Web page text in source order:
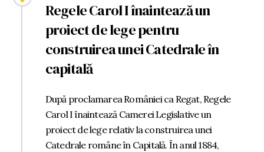
Regele Carol I înaintează un
proiect de lege pentru
construirea unei Catedrale în
capitală
După proclamarea României ca Regat, Regele
Carol I înaintează Camerei Legislative un
proiect de lege relativ la construirea unei
Catedrale române în Capitală. În anul 1884,